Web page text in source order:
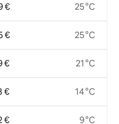
€
€
€
€
€
25 °C
25 °C
21 °C
14 °C
9 °C